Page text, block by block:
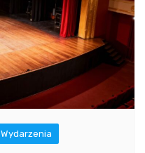
Wydarzenia